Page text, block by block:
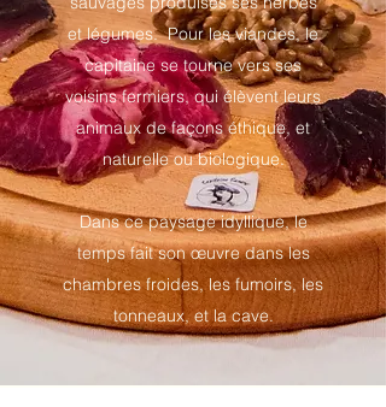
et légumes. Pour les viandes, le
capitaine se tourne vers ses
voisins fermiers, qui élèvent leurs
animaux de façons éthique, et
naturelle ou biologique.
Dans ce paysage idyllique, le
temps fait son œuvre dans les
chambres froides, les fumoirs, les
tonneaux, et la cave.